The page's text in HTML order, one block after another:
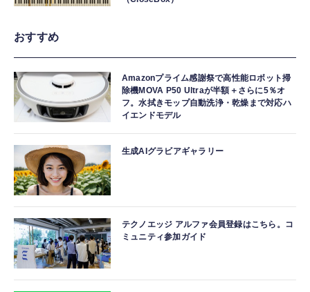
おすすめ
Amazonプライム感謝祭で高性能ロボット掃
除機MOVA P50 Ultraが半額＋さらに5％オ
フ。水拭きモップ自動洗浄・乾燥まで対応ハ
イエンドモデル
生成AIグラビアギャラリー
テクノエッジ アルファ会員登録はこちら。コ
ミュニティ参加ガイド